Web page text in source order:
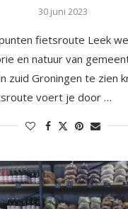
30 juni 2023
fietsroute Leek
en natuur van
zuid Groningen te zien
voert je door …